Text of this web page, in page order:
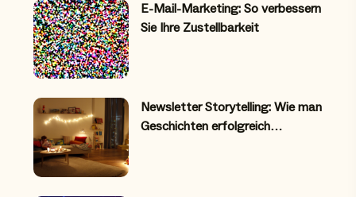
E-Mail-Marketing: So verbessern
Sie Ihre Zustellbarkeit
Newsletter Storytelling: Wie man
Geschichten erfolgreich…